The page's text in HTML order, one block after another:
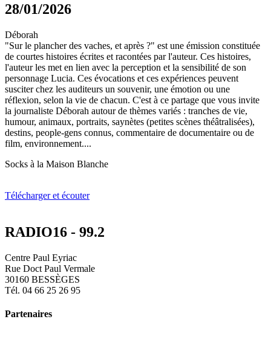
28/01/2026
Déborah
"Sur le plancher des vaches, et après ?" est une émission constituée
de courtes histoires écrites et racontées par l'auteur. Ces histoires,
l'auteur les met en lien avec la perception et la sensibilité de son
personnage Lucia. Ces évocations et ces expériences peuvent
susciter chez les auditeurs un souvenir, une émotion ou une
réflexion, selon la vie de chacun. C'est à ce partage que vous invite
la journaliste Déborah autour de thèmes variés : tranches de vie,
humour, animaux, portraits, saynètes (petites scènes théâtralisées),
destins, people-gens connus, commentaire de documentaire ou de
film, environnement....
Socks à la Maison Blanche
Télécharger et écouter
RADIO16 - 99.2
Centre Paul Eyriac
Rue Doct Paul Vermale
30160 BESSÈGES
Tél. 04 66 25 26 95
Partenaires